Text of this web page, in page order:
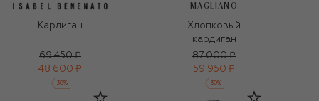
Кардиган
69 450 ₽
48 600 ₽
-30%
MAGLIANO
Хлопковый
кардиган
87 000 ₽
59 950 ₽
-30%